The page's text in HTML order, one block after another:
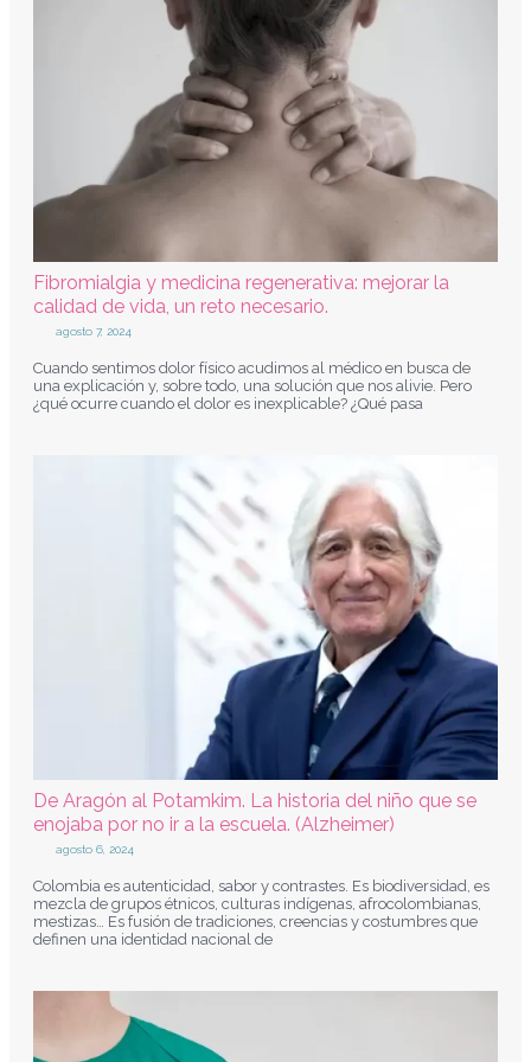
Fibromialgia y medicina regenerativa: mejorar la
calidad de vida, un reto necesario.
agosto 7, 2024
Cuando sentimos dolor físico acudimos al médico en busca de
una explicación y, sobre todo, una solución que nos alivie. Pero
¿qué ocurre cuando el dolor es inexplicable? ¿Qué pasa
De Aragón al Potamkim. La historia del niño que se
enojaba por no ir a la escuela. (Alzheimer)
agosto 6, 2024
Colombia es autenticidad, sabor y contrastes. Es biodiversidad, es
mezcla de grupos étnicos, culturas indígenas, afrocolombianas,
mestizas… Es fusión de tradiciones, creencias y costumbres que
definen una identidad nacional de